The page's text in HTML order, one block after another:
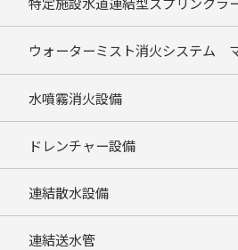
ウォーターミスト消火システム
水噴霧消火設備
ドレンチャー設備
連結散水設備
連結送水管